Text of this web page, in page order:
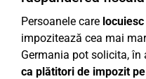
Persoanele care
impozitează cea mai
Germania pot solicita,
ca plătitori de impozit